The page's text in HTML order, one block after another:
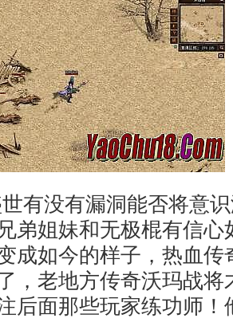
有没有漏洞能否将意
弟姐妹和无极棍有信心
成如今的样子，热血传
，老地方传奇沃玛战将
后面那些玩家练功师！